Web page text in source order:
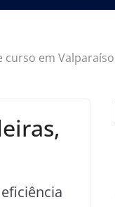
curso em Valparaíso